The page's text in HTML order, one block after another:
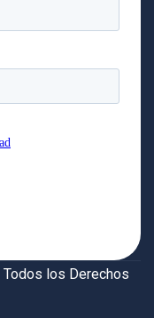
Todos los Derechos